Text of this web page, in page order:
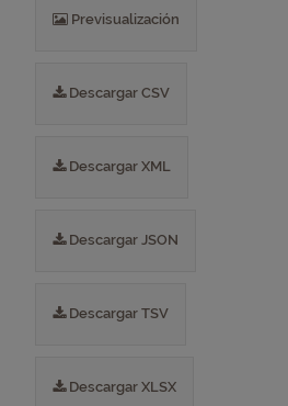
Previsualización
Descargar CSV
Descargar XML
Descargar JSON
Descargar TSV
Descargar XLSX